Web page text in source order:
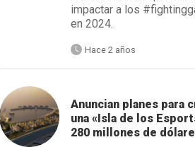
impactar a los
en 2024.
Hace 2 años
Anuncian planes para
una «Isla de los
280 millones de